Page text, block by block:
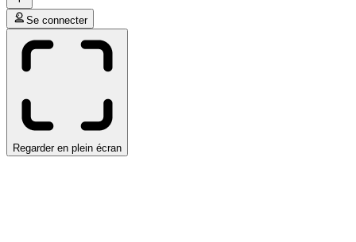
Se connecter
Regarder en plein écran